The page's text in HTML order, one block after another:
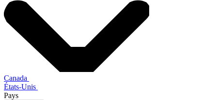
Canada
États-Unis
Pays